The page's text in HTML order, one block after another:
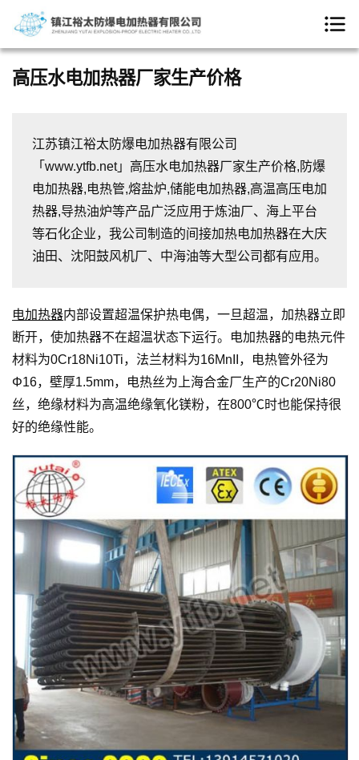
高压水电加热器厂家生产价格
江苏镇江裕太防爆电加热器有限公司
「www.ytfb.net」高压水电加热器厂家生产价格,防爆
电加热器,电热管,熔盐炉,储能电加热器,高温高压电加
热器,导热油炉等产品广泛应用于炼油厂、海上平台
等石化企业，我公司制造的间接加热电加热器在大庆
油田、沈阳鼓风机厂、中海油等大型公司都有应用。
电加热器内部设置超温保护热电偶，一旦超温，加热器立即
断开，使加热器不在超温状态下运行。电加热器的电热元件
材料为0Cr18Ni10Ti，法兰材料为16MnII，电热管外径为
Φ16，壁厚1.5mm，电热丝为上海合金厂生产的Cr20Ni80
丝，绝缘材料为高温绝缘氧化镁粉，在800℃时也能保持很
好的绝缘性能。